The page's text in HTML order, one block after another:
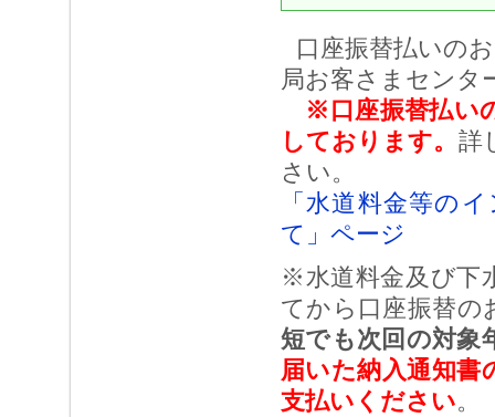
口座振替払いの
局お客さまセンタ
※口座振替払い
しております。 詳
さい。
「水道料金等の
て」ページ
※水道料金及び下
てから口座振替の
短でも次回の対象
届いた納入通知書
支払いください。